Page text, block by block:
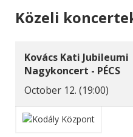
Közeli
Kovács Kati Jubileumi
Nagykoncert - PÉCS
October 12. (19:00)